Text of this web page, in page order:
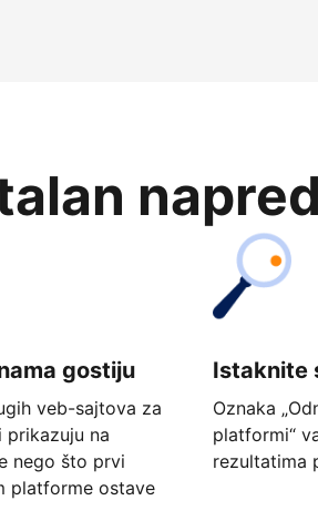
gostiju
veb-sajtova za
prikazuju na
nego što prvi
platforme ostave
Istaknite
Oznaka
platformi“
rezultatima